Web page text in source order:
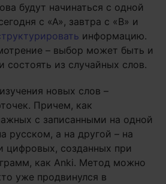
будут начинаться с одной
с «А», завтра с «В» и
информацию.
– выбор может быть и
состоять из случайных слов.
новых слов –
Причем, как
с записанными на одной
русском, а на другой – на
цифровых, созданных при
как Anki. Метод можно
уже продвинулся в